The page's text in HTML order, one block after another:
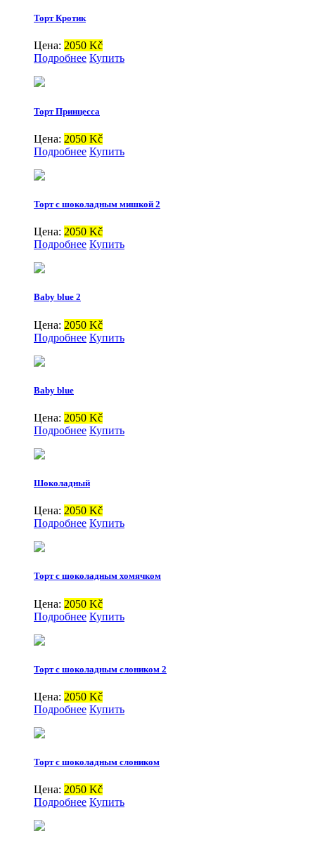
Торт Кротик
Цена: 2050 Kč
Подробнее Купить
Торт Принцесса
Цена: 2050 Kč
Подробнее Купить
Торт с шоколадным мишкой 2
Цена: 2050 Kč
Подробнее Купить
Baby blue 2
Цена: 2050 Kč
Подробнее Купить
Baby blue
Цена: 2050 Kč
Подробнее Купить
Шоколадный
Цена: 2050 Kč
Подробнее Купить
Торт с шоколадным хомячком
Цена: 2050 Kč
Подробнее Купить
Торт с шоколадным слоником 2
Цена: 2050 Kč
Подробнее Купить
Торт с шоколадным слоником
Цена: 2050 Kč
Подробнее Купить